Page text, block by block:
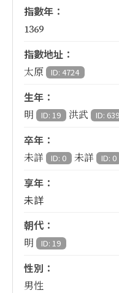
指數年：
1369
指數地址：
太原 ID: 4724
生年：
明 ID: 19 洪武 ID: 639
卒年：
未詳 ID: 0 未詳 ID: 0
享年：
未詳
朝代：
明 ID: 19
性別：
男性